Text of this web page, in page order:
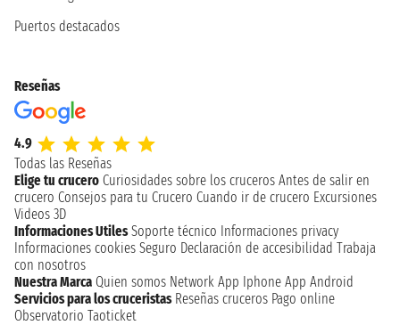
Puertos destacados
Reseñas
4.9
Todas las Reseñas
Elige tu crucero Curiosidades sobre los cruceros Antes de salir en
crucero Consejos para tu Crucero Cuando ir de crucero Excursiones
Videos 3D
Informaciones Utiles Soporte técnico Informaciones privacy
Informaciones cookies Seguro Declaración de accesibilidad Trabaja
con nosotros
Nuestra Marca Quien somos Network App Iphone App Android
Servicios para los cruceristas Reseñas cruceros Pago online
Observatorio Taoticket